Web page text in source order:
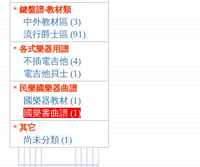
＊ 鍵盤譜‧教材類
中外教材區 (3)
流行爵士區 (91)
＊ 各式樂器用譜
不插電吉他 (4)
電吉他貝士 (1)
＊ 民樂國樂器曲譜
國樂器教材 (1)
國樂書曲譜 (1)
＊ 其它
尚未分類 (1)